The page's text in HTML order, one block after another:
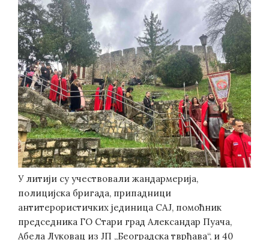
У литији су учествовали жандармерија,
полицијска бригада, припадници
антитерористичких јединица САЈ, помоћник
председника ГО Стари град Александар Пуача,
Абела Луковац из ЈП „Београдска тврђава“, и 40